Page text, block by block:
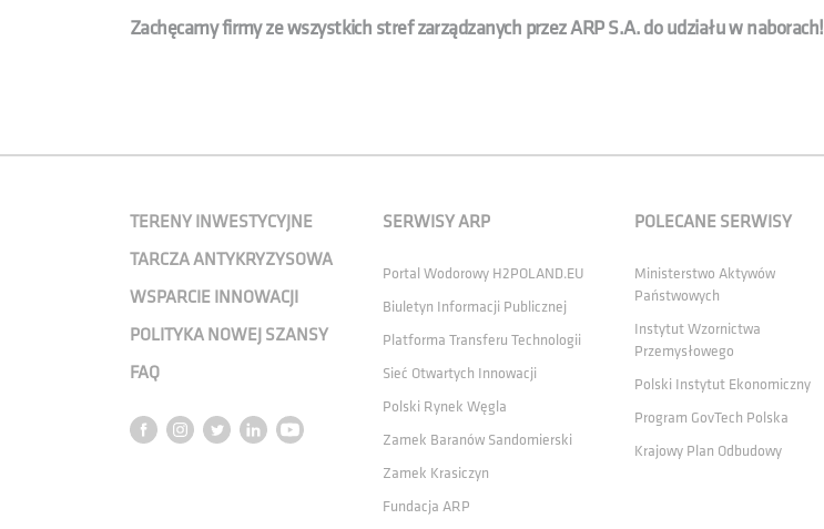
Zachęcamy firmy ze wszystkich stref zarządzanych przez ARP S.A. do udziału w naborach!
TERENY INWESTYCYJNE
TARCZA ANTYKRYZYSOWA
WSPARCIE INNOWACJI
POLITYKA NOWEJ SZANSY
FAQ
SERWISY ARP
Portal Wodorowy H2POLAND.EU
Biuletyn Informacji Publicznej
Platforma Transferu Technologii
Sieć Otwartych Innowacji
Polski Rynek Węgla
Zamek Baranów Sandomierski
Zamek Krasiczyn
Fundacja ARP
POLECANE SERWISY
Ministerstwo Aktywów
Państwowych
Instytut Wzornictwa
Przemysłowego
Polski Instytut Ekonomiczny
Program GovTech Polska
Krajowy Plan Odbudowy